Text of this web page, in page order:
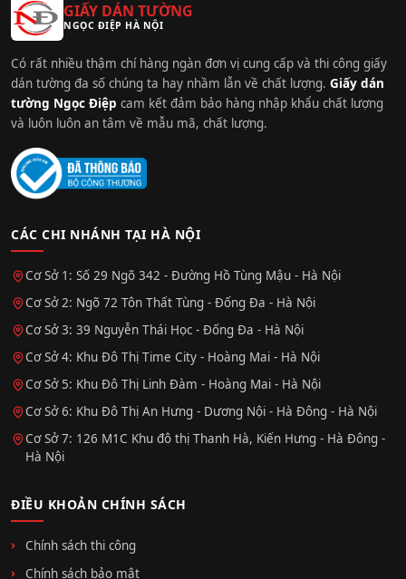
GIẤY DÁN TƯỜNG
NGỌC ĐIỆP HÀ NỘI
Có rất nhiều thậm chí hàng ngàn đơn vị cung cấp và thi công giấy
dán tường đa số chúng ta hay nhầm lẫn về chất lượng. Giấy dán
tường Ngọc Điệp cam kết đảm bảo hàng nhập khẩu chất lượng
và luôn luôn an tâm về mẫu mã, chất lượng.
CÁC CHI NHÁNH TẠI HÀ NỘI
Cơ Sở 1: Số 29 Ngõ 342 - Đường Hồ Tùng Mậu - Hà Nội
Cơ Sở 2: Ngõ 72 Tôn Thất Tùng - Đống Đa - Hà Nội
Cơ Sở 3: 39 Nguyễn Thái Học - Đống Đa - Hà Nội
Cơ Sở 4: Khu Đô Thị Time City - Hoàng Mai - Hà Nội
Cơ Sở 5: Khu Đô Thị Linh Đàm - Hoàng Mai - Hà Nội
Cơ Sở 6: Khu Đô Thị An Hưng - Dương Nội - Hà Đông - Hà Nội
Cơ Sở 7: 126 M1C Khu đô thị Thanh Hà, Kiến Hưng - Hà Đông -
Hà Nội
ĐIỀU KHOẢN CHÍNH SÁCH
Chính sách thi công
Chính sách bảo mật